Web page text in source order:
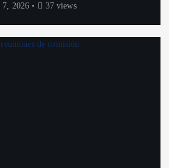
7, 2026 37 views